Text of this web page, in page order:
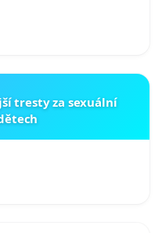
tresty za sexuální